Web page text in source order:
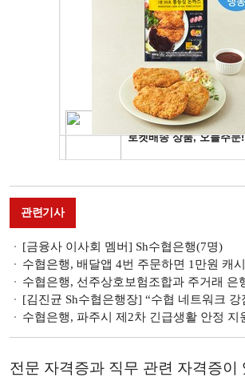
관련기사
[금융사 이사회 멤버] Sh수협은행(7명)
수협은행, 배달앱 4번 주문하면 1만원 캐
수협은행, 선주상호보험조합과 주거래 은
[김진균 Sh수협은행장] “수협 네트워크 강점 살려
수협은행, 파주시 제2차 긴급생활 안정 지
전문 자격증과 직무 관련 자격증이